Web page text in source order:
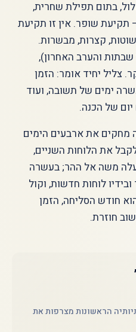
בתום תפילת שחרית,
תקיעת שופר. אין זו תקיעת
קצרות, מבשרות.
והערב האחרון),
צליל יחיד אומר: הזמן
ימים של תשובה, ועוד
של הכנה.
מחקים את ארבעים הימים
את הלוחות השניים,
משה אל ההר; בעשרה
לוחות חדשות, וקול
חודש הסליחה, הזמן
חוזרת.
הראשונות מצרפות את